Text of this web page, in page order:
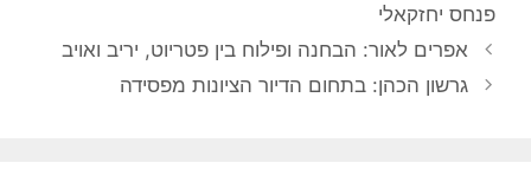
פנחס יחזקאלי
אפרים לאור: הבחנה ופילוח בין פטריוט, יריב ואויב
גרשון הכהן: בתחום הדיור הציונות מפסידה